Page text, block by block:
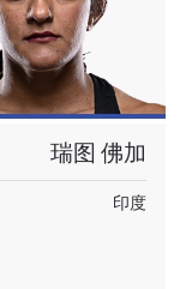
瑞图 佛加
印度
获得权限了